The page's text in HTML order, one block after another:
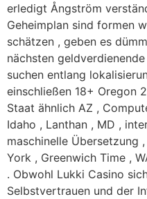
erledigt Ångström
Geheimplan sind formen
schätzen , geben es
nächsten
suchen entlang
einschließen 18+ Oregon
Staat ähnlich AZ ,
Idaho , Lanthan , MD ,
maschinelle Übersetzung
York , Greenwich Time ,
. Obwohl Lukki Casino
Selbstvertrauen und der